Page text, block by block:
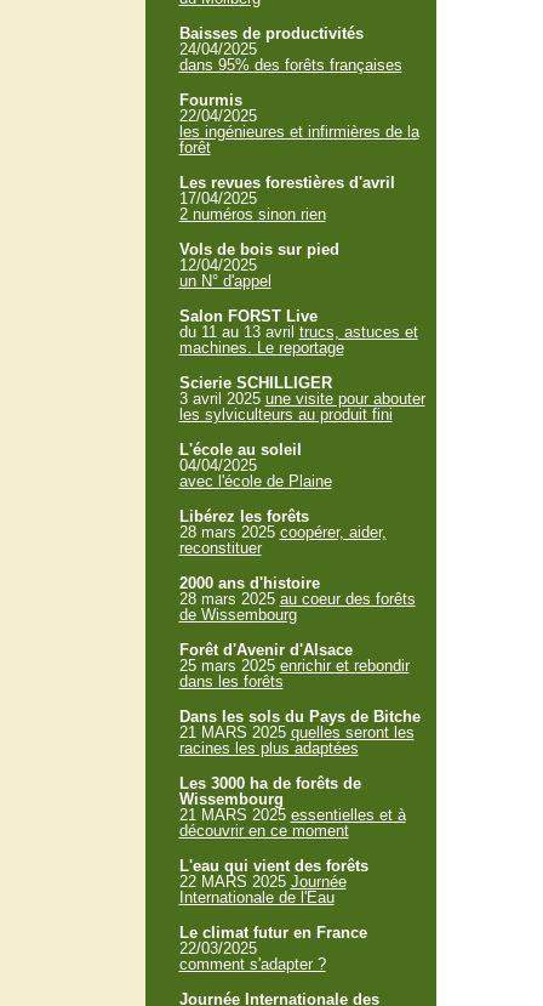
Baisses de productivités
24/04/2025
dans 95% des forêts françaises
Fourmis
22/04/2025
les ingénieures et infirmières de la
forêt
Les revues forestières d'avril
17/04/2025
2 numéros sinon rien
Vols de bois sur pied
12/04/2025
un N° d'appel
Salon FORST Live
du 11 au 13 avril trucs, astuces et
machines. Le reportage
Scierie SCHILLIGER
3 avril 2025 une visite pour abouter
les sylviculteurs au produit fini
L'école au soleil
04/04/2025
avec l'école de Plaine
Libérez les forêts
28 mars 2025 coopérer, aider,
reconstituer
2000 ans d'histoire
28 mars 2025 au coeur des forêts
de Wissembourg
Forêt d'Avenir d'Alsace
25 mars 2025 enrichir et rebondir
dans les forêts
Dans les sols du Pays de Bitche
21 MARS 2025 quelles seront les
racines les plus adaptées
Les 3000 ha de forêts de
Wissembourg
21 MARS 2025 essentielles et à
découvrir en ce moment
L'eau qui vient des forêts
22 MARS 2025 Journée
Internationale de l'Eau
Le climat futur en France
22/03/2025
comment s'adapter ?
Journée Internationale des